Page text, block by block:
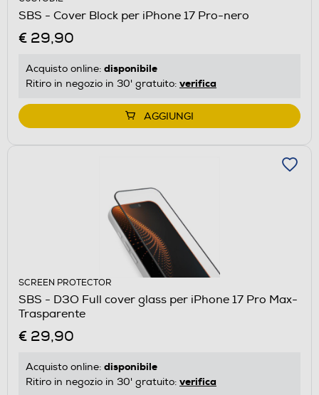
SBS - Cover Block per iPhone 17 Pro-nero
€ 29,90
Acquisto online: disponibile
Ritiro in negozio in 30' gratuito: verifica
AGGIUNGI
SCREEN PROTECTOR
SBS - D3O Full cover glass per iPhone 17 Pro Max-
Trasparente
€ 29,90
Acquisto online: disponibile
Ritiro in negozio in 30' gratuito: verifica